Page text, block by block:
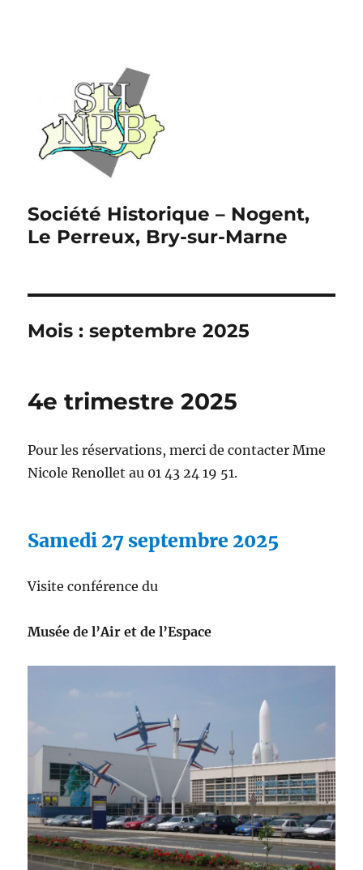
Société Historique – Nogent,
Le Perreux, Bry-sur-Marne
Mois :septembre 2025
4e trimestre 2025
Pour les réservations, merci de contacter Mme
Nicole Renollet au 01 43 24 19 51.
Samedi 27 septembre 2025
Visite conférence du
Musée de l’Air et de l’Espace